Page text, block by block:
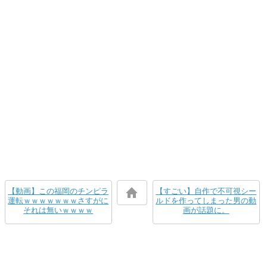
【動画】この福岡のチンピラ
運転ｗｗｗｗｗｗｗさすがに
それは無いｗｗｗｗ
【すごい】自作で不可視シー
ルドを作ってしまった男の動
画が話題に。